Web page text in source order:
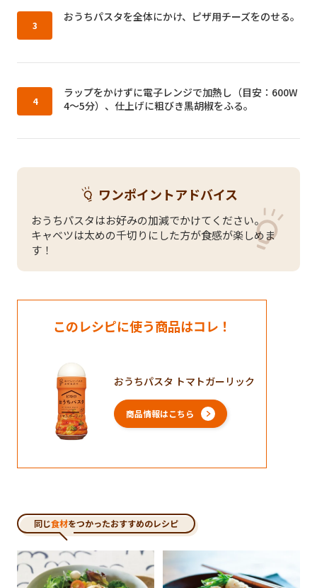
作り方3：
おうちパスタを全体にかけ、ピザ用チーズをのせる。
作り方4：
ラップをかけずに電子レンジで加熱し（目安：600W
4～5分）、仕上げに粗びき黒胡椒をふる。
ワンポイントアドバイス
おうちパスタはお好みの加減でかけてください。
キャベツは太めの千切りにした方が食感が楽しめま
す！
このレシピに使う商品はコレ！
おうちパスタ トマトガーリック
商品情報はこちら
同じ食材をつかったおすすめのレシピ